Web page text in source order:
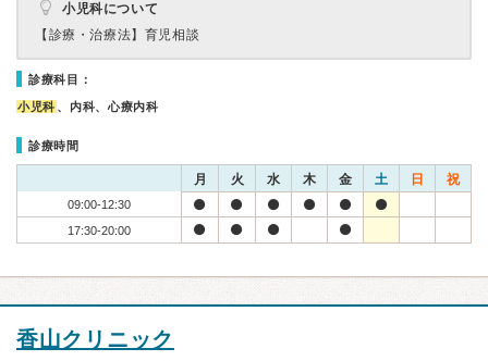
小児科について
【診療・治療法】 育児相談
診療科目：
小児科 、内科、心療内科
診療時間
月 火 水 木 金 土 日 祝
09:00-12:30
17:30-20:00
香山クリニック